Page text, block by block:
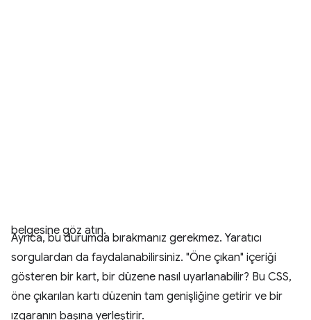
belgesine göz atın.
Ayrıca, bu durumda bırakmanız gerekmez. Yaratıcı
sorgulardan da faydalanabilirsiniz. "Öne çıkan" içeriği
gösteren bir kart, bir düzene nasıl uyarlanabilir? Bu CSS,
öne çıkarılan kartı düzenin tam genişliğine getirir ve bir
ızgaranın başına yerleştirir.